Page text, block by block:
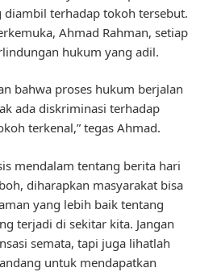
terhadap tokoh tersebut.
Ahmad Rahman, setiap
hukum yang adil.
bahwa proses hukum berjalan
ada diskriminasi terhadap
terkenal,” tegas Ahmad.
mendalam tentang berita hari
diharapkan masyarakat bisa
yang lebih baik tentang
terjadi di sekitar kita. Jangan
semata, tapi juga lihatlah
untuk mendapatkan